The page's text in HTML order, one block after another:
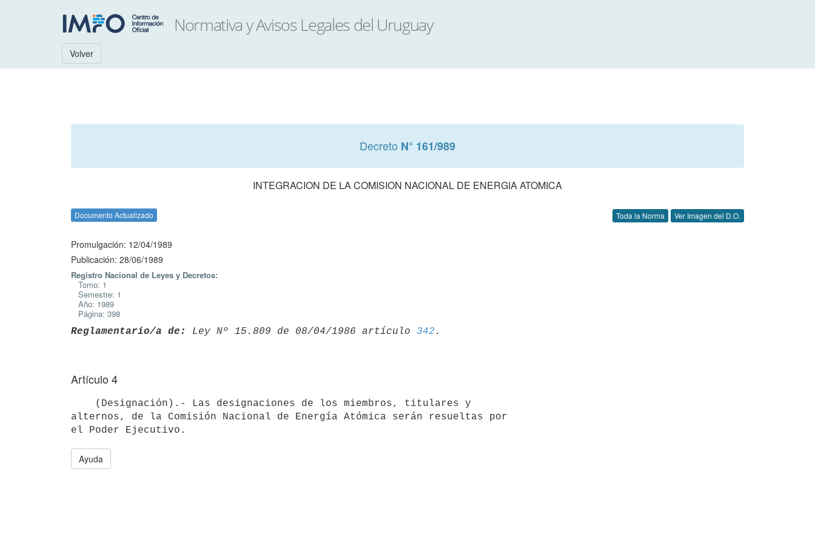
Volver
Decreto N° 161/989
INTEGRACION DE LA COMISION NACIONAL DE ENERGIA ATOMICA
Documento Actualizado Toda la Norma Ver Imagen del D.O.
Promulgación: 12/04/1989
Publicación: 28/06/1989
Registro Nacional de Leyes y Decretos:
Tomo: 1
Semestre: 1
Año: 1989
Página: 398
Reglamentario/a de: Ley Nº 15.809 de 08/04/1986 artículo 342
Artículo 4
alternos, de la Comisión Nacional de Energía Atómica serán resueltas por
Ayuda